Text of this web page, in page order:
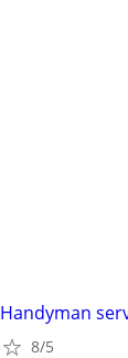
Handyman
8/5